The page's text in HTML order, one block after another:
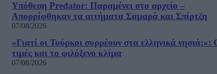
Υπόθεση Predator: Παραμένει στο αρχείο –
Απορρίφθηκαν τα αιτήματα Σαμαρά και Σπίρτζη
07/08/2026
«Γιατί οι Τούρκοι συρρέουν στα ελληνικά νησιά;»:
τιμές και το φιλόξενο κλίμα
07/08/2026